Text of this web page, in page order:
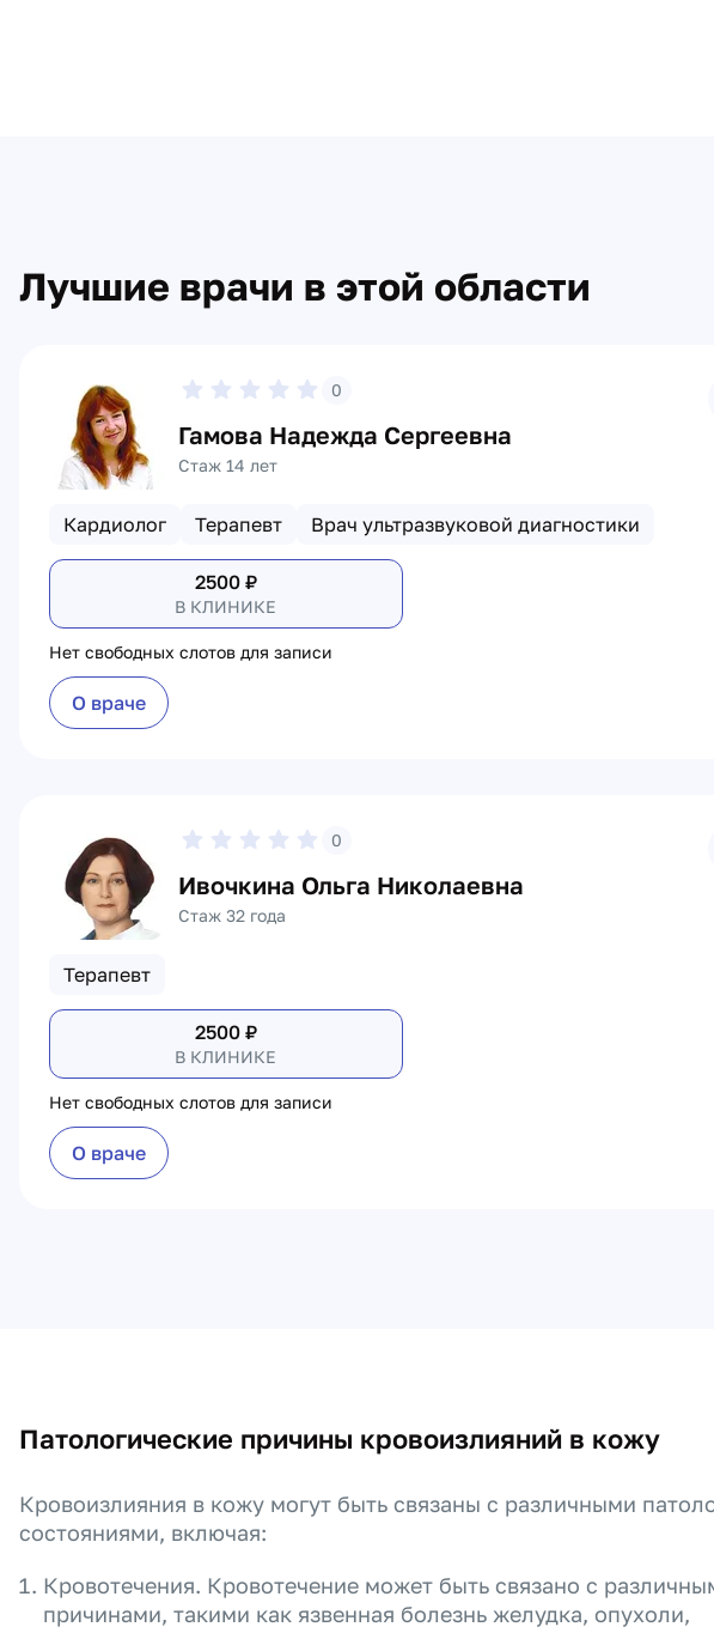
Лучшие врачи в этой области
0
Гамова Надежда Сергеевна
Стаж 14 лет
Кардиолог Терапевт Врач ультразвуковой диагностики
2500₽
В КЛИНИКЕ
Нет свободных слотов для записи
О враче
0
Ивочкина Ольга Николаевна
Стаж 32 года
Терапевт
2500₽
В КЛИНИКЕ
Нет свободных слотов для записи
О враче
Патологические причины кровоизлияний в кожу
Кровоизлияния в кожу могут быть связаны с различными
состояниями, включая:
Кровотечения. Кровотечение может быть связано с
причинами, такими как язвенная болезнь желудка, опухоли,